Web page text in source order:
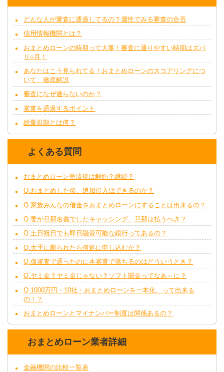
どんな人が審査に通過してるの？属性でみる審査の合否
信用情報機関とは？
おまとめローンの時期って大事！審査に通りやすい時期はズバ
リ○月！
あなたはこう見られてる！おまとめローンのスコアリングにつ
いて、徹底解説
審査になぜ通らないのか？
審査を通過するポイント
総量規制とは何？
よくある質問
おまとめローン完済後は解約？継続？
Q.おまとめした後、追加借入はできるのか？
Q.家族みんなの借金をおまとめローンにすることは出来るの？
Q.妻が旦那名義でしたキャッシング、旦那は払うべき？
Q.土日祝日でも即日融資可能な銀行ってあるの？
Q.大手に断られたら何処に申し込むか？
Q.仮審査で通ったのに本審査で落ちるのはどういうとき？
Q.ヤミ金？ヤミ金じゃない？ソフト闇金ってなあ～に？
Q.1000万円・10社・おまとめローンを一本化、って出来る
の！？
おまとめローンとマイナンバー制度は関係あるの？
おまとめローン業者詳細
金融機関の比較一覧表